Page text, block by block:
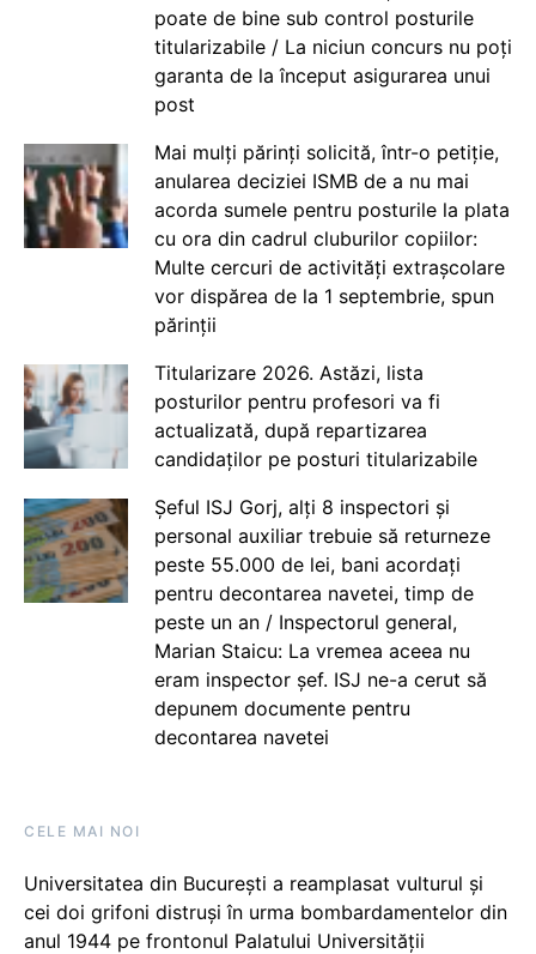
poate de bine sub control posturile
titularizabile / La niciun concurs nu poți
garanta de la început asigurarea unui
post
Mai mulți părinți solicită, într-o petiție,
anularea deciziei ISMB de a nu mai
acorda sumele pentru posturile la plata
cu ora din cadrul cluburilor copiilor:
Multe cercuri de activități extrașcolare
vor dispărea de la 1 septembrie, spun
părinții
Titularizare 2026. Astăzi, lista
posturilor pentru profesori va fi
actualizată, după repartizarea
candidaților pe posturi titularizabile
Șeful ISJ Gorj, alți 8 inspectori și
personal auxiliar trebuie să returneze
peste 55.000 de lei, bani acordați
pentru decontarea navetei, timp de
peste un an / Inspectorul general,
Marian Staicu: La vremea aceea nu
eram inspector șef. ISJ ne-a cerut să
depunem documente pentru
decontarea navetei
CELE MAI NOI
Universitatea din București a reamplasat vulturul și
cei doi grifoni distruși în urma bombardamentelor din
anul 1944 pe frontonul Palatului Universității